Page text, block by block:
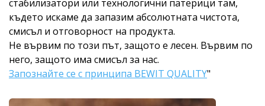
стабилизатори или технологични патерици там,
където искаме да запазим абсолютната чистота,
смисъл и отговорност на продукта.
Не вървим по този път, защото е лесен. Вървим по
него, защото има смисъл за нас.
Запознайте се с принципа BEWIT QUALITY"